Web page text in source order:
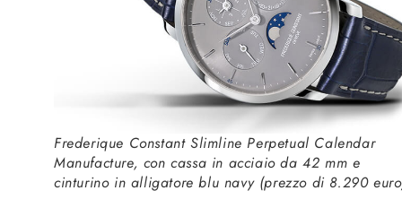
Frederique Constant Slimline Perpetual Calendar
Manufacture, con cassa in acciaio da 42 mm e
cinturino in alligatore blu navy (prezzo di 8.290